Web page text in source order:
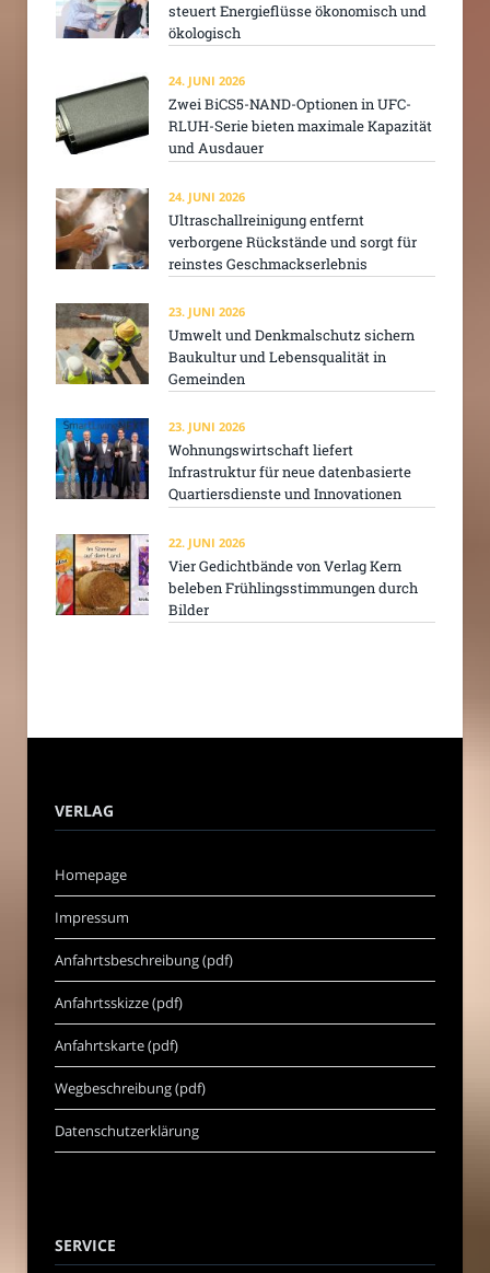
steuert Energieflüsse ökonomisch und
ökologisch
24. JUNI 2026
Zwei BiCS5-NAND-Optionen in UFC-
RLUH-Serie bieten maximale Kapazität
und Ausdauer
24. JUNI 2026
Ultraschallreinigung entfernt
verborgene Rückstände und sorgt für
reinstes Geschmackserlebnis
23. JUNI 2026
Umwelt und Denkmalschutz sichern
Baukultur und Lebensqualität in
Gemeinden
23. JUNI 2026
Wohnungswirtschaft liefert
Infrastruktur für neue datenbasierte
Quartiersdienste und Innovationen
22. JUNI 2026
Vier Gedichtbände von Verlag Kern
beleben Frühlingsstimmungen durch
Bilder
VERLAG
Homepage
Impressum
Anfahrtsbeschreibung (pdf)
Anfahrtsskizze (pdf)
Anfahrtskarte (pdf)
Wegbeschreibung (pdf)
Datenschutzerklärung
SERVICE